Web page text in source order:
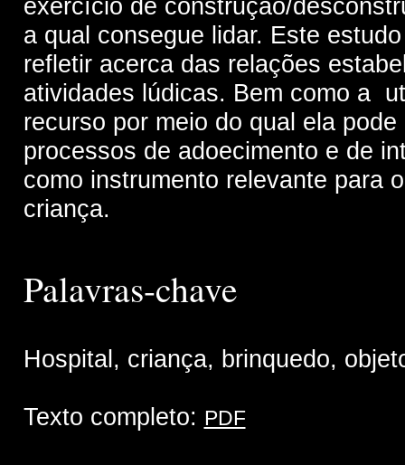
exercício de construção/
a qual consegue lidar. Este
refletir acerca das relações
atividades lúdicas. Bem como a
recurso por meio do qual ela
processos de adoecimento e de
como instrumento relevante para
criança.
Palavras-chave
Hospital, criança, brinquedo,
Texto completo: PDF